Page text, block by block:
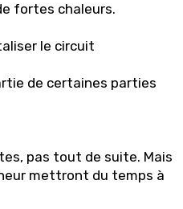
fortes chaleurs.
le circuit
de certaines parties
pas tout de suite. Mais
mettront du temps à